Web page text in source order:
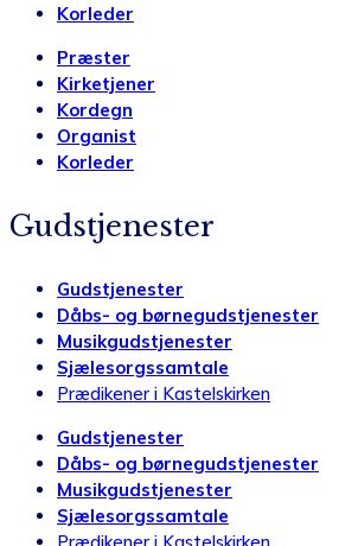
Korleder
Præster
Kirketjener
Kordegn
Organist
Korleder
Gudstjenester
Gudstjenester
Dåbs- og børnegudstjenester
Musikgudstjenester
Sjælesorgssamtale
Prædikener i Kastelskirken
Gudstjenester
Dåbs- og børnegudstjenester
Musikgudstjenester
Sjælesorgssamtale